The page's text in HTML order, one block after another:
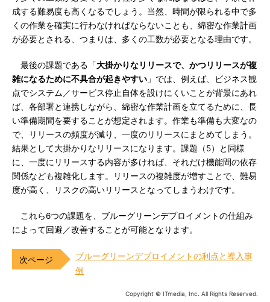
成する難易度も高くなるでしょう。当然、時間が限られる中で多
くの作業を確実に行わなければならないことも、綿密な作業計画
が必要とされる、つまりは、多くの工数が必要となる理由です。
最後の課題である「大掛かりなリリースで、かつリリースが複
雑になるために不具合が起きやすい 」では、例えば、ビジネス観
点でシステム／サービス停止自体を設けにくいことが背景にあれ
ば、各部署と連携しながら、綿密な作業計画を立てるために、長
い準備期間を要することが想定されます。作業も準備も大変なの
で、リリースの頻度が減り、一度のリリースにまとめてしまう。
結果として大掛かりなリリースになります。課題（5）と同様
に、一度にリリースする内容が多ければ、それだけ機能間の依存
関係なども複雑化します。リリースの複雑度が増すことで、難易
度が高く、リスクの高いリリースとなってしまうわけです。
これら6つの課題を、ブルーグリーンデプロイメントの仕組み
によって回避／改善することが可能となります。
ブルーグリーンデプロイメントの利点と導入事
例
Copyright © ITmedia, Inc. All Rights Reserved.